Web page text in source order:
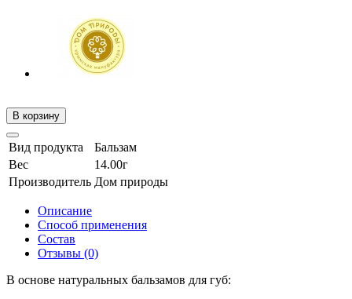
В корзину
Вид продукта
Бальзам
Вес
14.00г
Производитель Дом природы
Описание
Способ применения
Состав
Отзывы (0)
В основе натуральных бальзамов для губ: